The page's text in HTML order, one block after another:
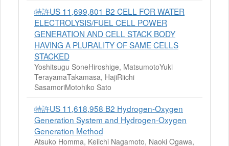
特許US 11,699,801 B2 CELL FOR WATER
ELECTROLYSIS/FUEL CELL POWER
GENERATION AND CELL STACK BODY
HAVING A PLURALITY OF SAME CELLS
STACKED
Yoshitsugu SoneHiroshige, MatsumotoYuki
TerayamaTakamasa, HajiRiichi
SasamoriMotohiko Sato
特許US 11,618,958 B2 Hydrogen-Oxygen
Generation System and Hydrogen-Oxygen
Generation Method
Atsuko Homma, Keiichi Nagamoto, Naoki Ogawa,